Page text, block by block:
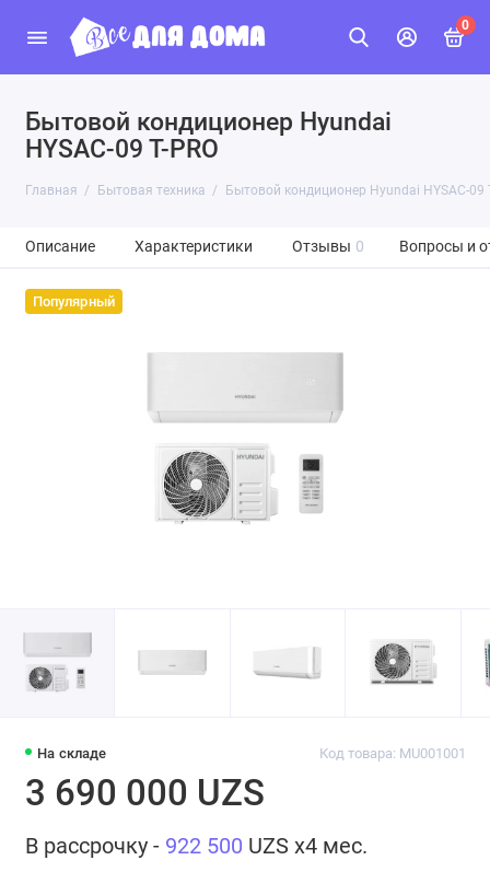
0
Бытовой кондиционер Hyundai
HYSAC-09 T-PRO
Главная Бытовая техника Бытовой кондиционер Hyundai HYSAC-09
Описание Характеристики Отзывы 0 Вопросы и
Популярный
На складе Код товара: MU001001
3 690 000 UZS
В рассрочку - 922 500 UZS x4 мес.